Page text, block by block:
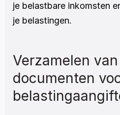
je belastbare inkomsten
je belastingen.
Verzamelen
documenten